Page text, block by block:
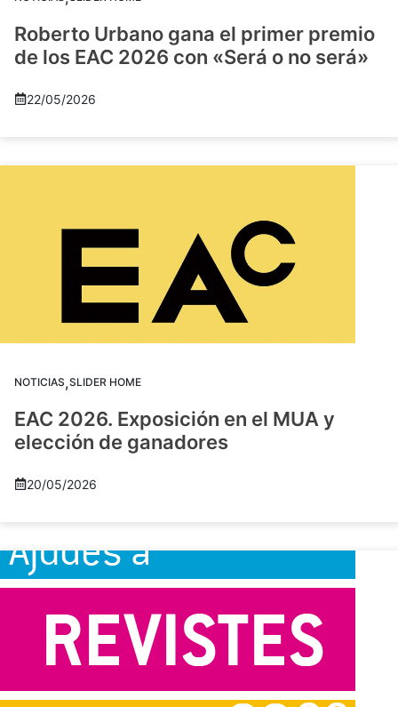
Roberto Urbano gana el primer premio
de los EAC 2026 con «Será o no será»
22/05/2026
NOTICIAS,SLIDER HOME
EAC 2026. Exposición en el MUA y
elección de ganadores
20/05/2026